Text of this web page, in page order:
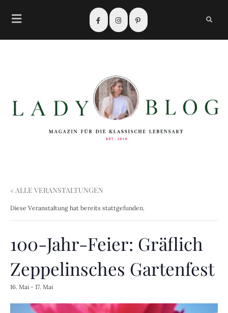
« ALLE VERANSTALTUNGEN
Diese Veranstaltung hat bereits stattgefunden.
100-Jahr-Feier: Gräflich
Zeppelinsches Gartenfest
16. Mai - 17. Mai